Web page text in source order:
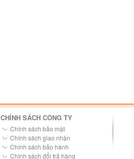
CHÍNH SÁCH CÔNG TY
Chính sách bảo mật
Chính sách giao nhận
Chính sách bảo hành
Chính sách đổi trả hàng